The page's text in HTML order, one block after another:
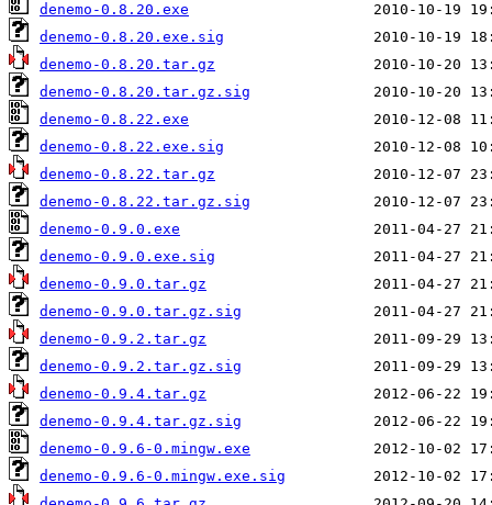
denemo-0.8.20.exe
denemo-0.8.20.exe.sig
denemo-0.8.20.tar.gz
denemo-0.8.20.tar.gz.sig
denemo-0.8.22.exe
denemo-0.8.22.exe.sig
denemo-0.8.22.tar.gz
denemo-0.8.22.tar.gz.sig
denemo-0.9.0.exe
denemo-0.9.0.exe.sig
denemo-0.9.0.tar.gz
denemo-0.9.0.tar.gz.sig
denemo-0.9.2.tar.gz
denemo-0.9.2.tar.gz.sig
denemo-0.9.4.tar.gz
denemo-0.9.4.tar.gz.sig
denemo-0.9.6-0.mingw.exe
denemo-0.9.6-0.mingw.exe.sig